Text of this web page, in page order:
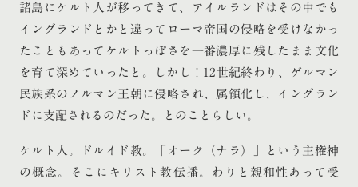
諸島にケルト人が移ってきて、アイルランドはその中でも
イングランドとかと違ってローマ帝国の侵略を受けなかっ
たこともあってケルトっぽさを一番濃厚に残したまま文化
を育て深めていったと。しかし！12世紀終わり、ゲルマン
民族系のノルマン王朝に侵略され、属領化し、イングラン
ドに支配されるのだった。とのことらしい。
ケルト人。ドルイド教。「オーク（ナラ）」という主権神
の概念。そこにキリスト教伝播。わりと親和性あって受